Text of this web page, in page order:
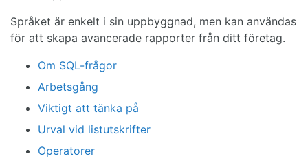
Språket är enkelt i sin uppbyggnad, men kan användas
för att skapa avancerade rapporter från ditt företag.
Om SQL-frågor
Arbetsgång
Viktigt att tänka på
Urval vid listutskrifter
Operatorer